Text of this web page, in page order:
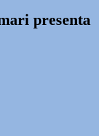
presenta